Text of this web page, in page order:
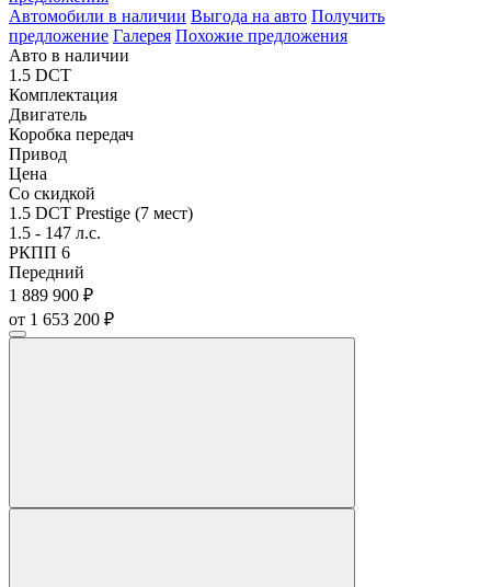
Автомобили в наличии Выгода на авто Получить
предложение Галерея Похожие предложения
Авто в наличии
1.5 DCT
Комплектация
Двигатель
Коробка передач
Привод
Цена
Со скидкой
1.5 DCT Prestige (7 мест)
1.5 - 147 л.с.
РКПП 6
Передний
1 889 900 ₽
от 1 653 200 ₽